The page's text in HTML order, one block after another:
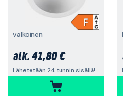
valkoinen
alk. 41,80 €
Lähetetään 24 tunnin sisällä!